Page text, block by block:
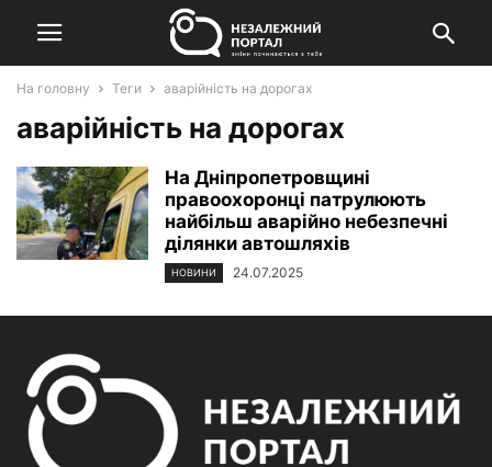
На головну Теги аварійність на дорогах
аварійність на дорогах
На Дніпропетровщині
правоохоронці патрулюють
найбільш аварійно небезпечні
ділянки автошляхів
НОВИНИ 24.07.2025